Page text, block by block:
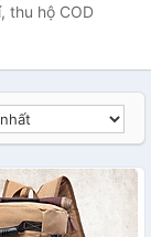
thu hộ COD